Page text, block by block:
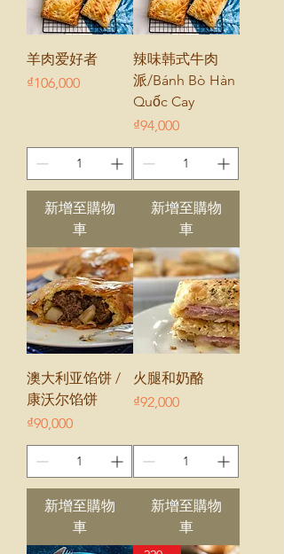
羊肉爱好者
價格
₫106,000
新增至購物
車
辣味韩式牛肉
派/Bánh Bò Hàn
Quốc Cay
價格
₫94,000
新增至購物
車
澳大利亚馅饼 /
康沃尔馅饼
價格
₫90,000
新增至購物
車
火腿和奶酪
價格
₫92,000
新增至購物
車